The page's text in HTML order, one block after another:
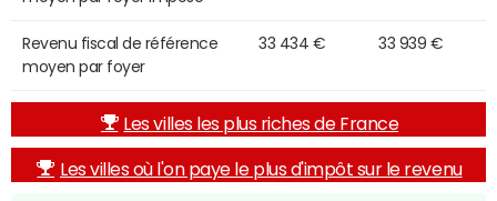
Revenu fiscal de référence
moyen par foyer
33 434 € 33 939 €
Les villes les plus riches de France
Les villes où l'on paye le plus d'impôt sur le revenu